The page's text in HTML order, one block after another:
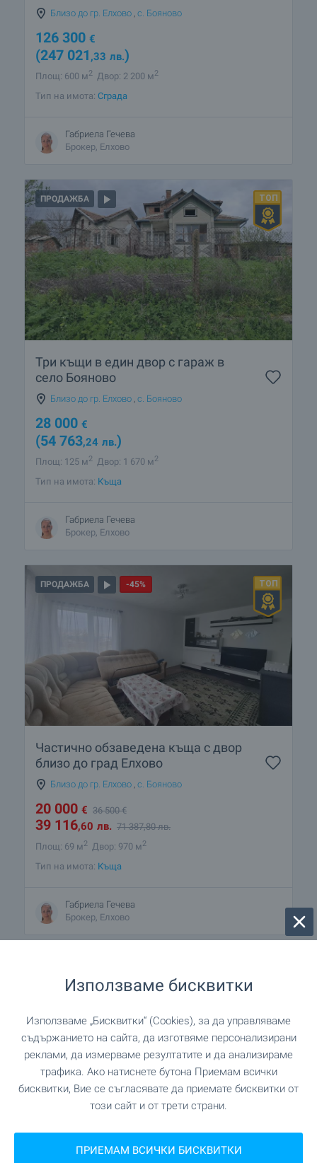
Близо до гр. Елхово с. Бояново
126 300 €
(247 021 ,33 лв.)
Площ: 600 м2 Двор: 2 200 м2
Тип на имота: Сграда
Габриела Гечева
Брокер, Елхово
ПРОДАЖБА
Три къщи в един двор с гараж в
село Бояново
Близо до гр. Елхово с. Бояново
28 000 €
(54 763,24 лв.)
Площ: 125 м2 Двор: 1 670 м2
Тип на имота: Къща
Габриела Гечева
Брокер, Елхово
ПРОДАЖБА -45%
Частично обзаведена къща с двор
близо до град Елхово
Близо до гр. Елхово с. Бояново
20 000 € 36 500€
39 116,60 лв. 71 387,80 лв.
Площ: 69 м2 Двор: 970 м2
Тип на имота: Къща
Габриела Гечева
Брокер, Елхово
Прекрасен имот в малко село
Близо до гр. Елхово ,с. Бояново
Използваме бисквитки
Използваме „Бисквитки“ (Cookies), за да управляваме
съдържанието на сайта, да изготвяме персонализирани
реклами, да измерваме резултатите и да анализираме
трафика. Ако натиснете бутона Приемам всички
бисквитки, Вие се съгласявате да приемате бисквитки от
този сайт и от трети страни.
ПРИЕМАМ ВСИЧКИ БИСКВИТКИ